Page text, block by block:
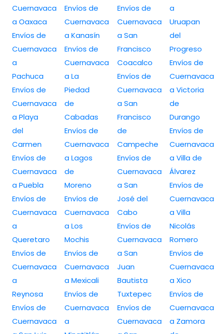
Cuernavaca
a Oaxaca
Envíos de
Cuernavaca
a
Pachuca
Envíos de
Cuernavaca
a Playa
del
Carmen
Envíos de
Cuernavaca
a Puebla
Envíos de
Cuernavaca
a
Queretaro
Envíos de
Cuernavaca
a
Reynosa
Envíos de
Cuernavaca
Envíos de
Cuernavaca
a Kanasín
Envíos de
Cuernavaca
a La
Piedad
de
Cabadas
Envíos de
Cuernavaca
a Lagos
de
Moreno
Envíos de
Cuernavaca
a Los
Mochis
Envíos de
Cuernavaca
a Mexicali
Envíos de
Cuernavaca
a
Envíos de
Cuernavaca
a San
Francisco
Coacalco
Envíos de
Cuernavaca
a San
Francisco
de
Campeche
Envíos de
Cuernavaca
a San
José del
Cabo
Envíos de
Cuernavaca
a San
Juan
Bautista
Tuxtepec
Envíos de
Cuernavaca
a
Uruapan
del
Progreso
Envíos de
Cuernavaca
a Victoria
de
Durango
Envíos de
Cuernavaca
a Villa de
Álvarez
Envíos de
Cuernavaca
a Villa
Nicolás
Romero
Envíos de
Cuernavaca
a Xico
Envíos de
Cuernavaca
a Zamora